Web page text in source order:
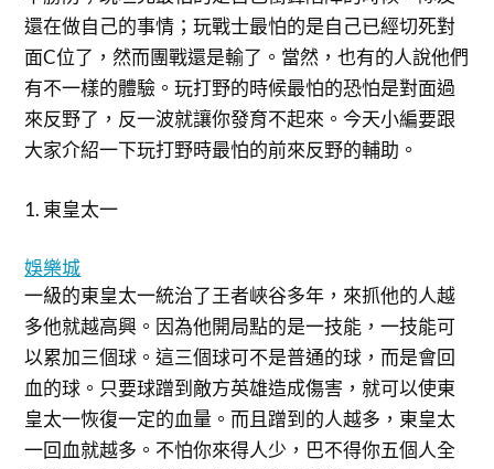
還在做自己的事情；玩戰士最怕的是自己已經切死對
面C位了，然而團戰還是輸了。當然，也有的人說他們
有不一樣的體驗。玩打野的時候最怕的恐怕是對面過
來反野了，反一波就讓你發育不起來。今天小編要跟
大家介紹一下玩打野時最怕的前來反野的輔助。
1. 東皇太一
娛樂城
一級的東皇太一統治了王者峽谷多年，來抓他的人越
多他就越高興。因為他開局點的是一技能，一技能可
以累加三個球。這三個球可不是普通的球，而是會回
血的球。只要球蹭到敵方英雄造成傷害，就可以使東
皇太一恢復一定的血量。而且蹭到的人越多，東皇太
一回血就越多。不怕你來得人少，巴不得你五個人全